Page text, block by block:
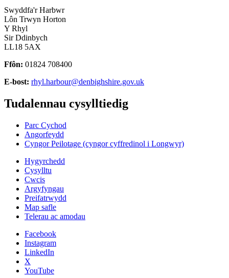
Swyddfa'r Harbwr
Lôn Trwyn Horton
Y Rhyl
Sir Ddinbych
LL18 5AX
Ffôn: 01824 708400
E-bost: rhyl.harbour@denbighshire.gov.uk
Tudalennau cysylltiedig
Parc Cychod
Angorfeydd
Cyngor Peilotage (cyngor cyffredinol i Longwyr)
Hygyrchedd
Cysylltu
Cwcis
Argyfyngau
Preifatrwydd
Map safle
Telerau ac amodau
Facebook
Instagram
LinkedIn
X
YouTube